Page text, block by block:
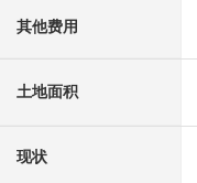
其他费用
土地面积
现状